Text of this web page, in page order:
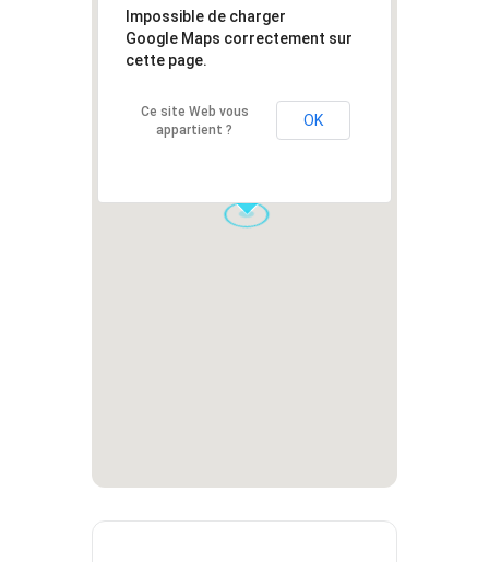
Impossible de charger
Google Maps correctement sur
cette page.
Ce site Web vous
appartient ?
OK